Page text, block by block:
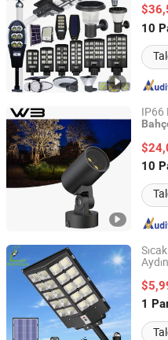
10
Guangdong, China
IP66
10
Dongguan WBovision
Guangdong, China
Bir
1
Guangzhou Light
Ltd
Guangdong, China